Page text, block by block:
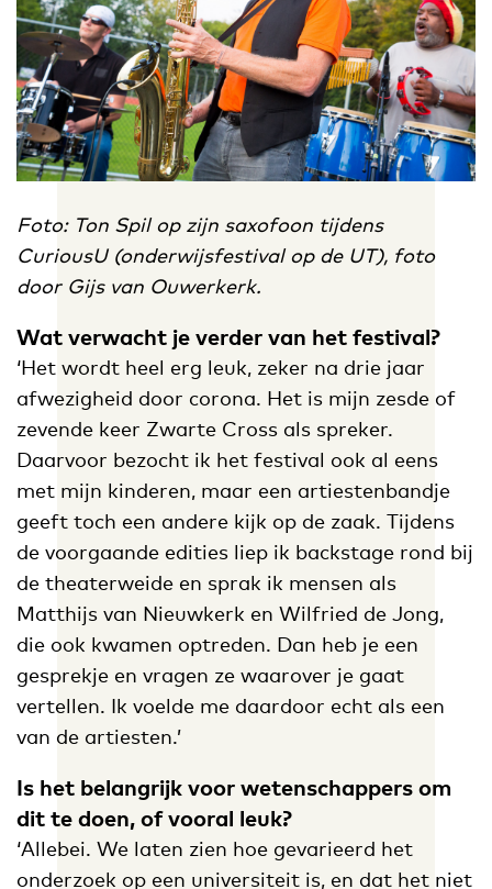
Foto: Ton Spil op zijn saxofoon tijdens
CuriousU (onderwijsfestival op de UT), foto
door Gijs van Ouwerkerk.
Wat verwacht je verder van het festival?
‘Het wordt heel erg leuk, zeker na drie jaar
afwezigheid door corona. Het is mijn zesde of
zevende keer Zwarte Cross als spreker.
Daarvoor bezocht ik het festival ook al eens
met mijn kinderen, maar een artiestenbandje
geeft toch een andere kijk op de zaak. Tijdens
de voorgaande edities liep ik backstage rond bij
de theaterweide en sprak ik mensen als
Matthijs van Nieuwkerk en Wilfried de Jong,
die ook kwamen optreden. Dan heb je een
gesprekje en vragen ze waarover je gaat
vertellen. Ik voelde me daardoor echt als een
van de artiesten.’
Is het belangrijk voor wetenschappers om
dit te doen, of vooral leuk?
‘Allebei. We laten zien hoe gevarieerd het
onderzoek op een universiteit is, en dat het niet